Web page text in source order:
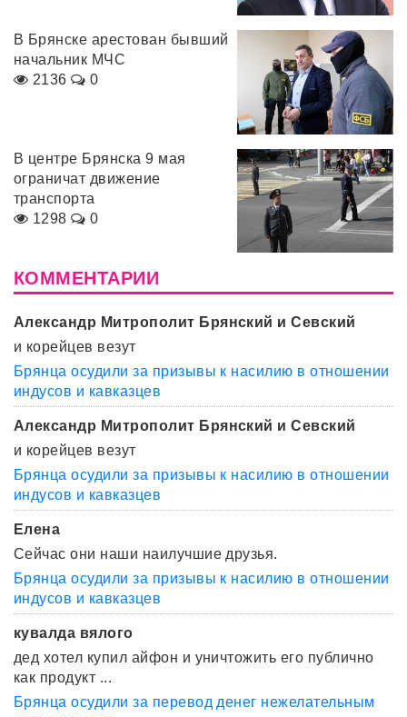
В Брянске арестован бывший
начальник МЧС
2136
0
В центре Брянска 9 мая
ограничат движение
транспорта
1298
0
КОММЕНТАРИИ
Александр Митрополит Брянский и Севский
и корейцев везут
Брянца осудили за призывы к насилию в отношении
индусов и кавказцев
Александр Митрополит Брянский и Севский
и корейцев везут
Брянца осудили за призывы к насилию в отношении
индусов и кавказцев
Елена
Сейчас они наши наилучшие друзья.
Брянца осудили за призывы к насилию в отношении
индусов и кавказцев
кувалда вялого
дед хотел купил айфон и уничтожить его публично
как продукт ...
Брянца осудили за перевод денег нежелательным